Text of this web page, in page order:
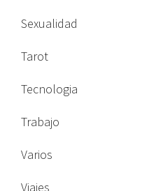
Sexualidad
Tarot
Tecnologia
Trabajo
Varios
Viajes